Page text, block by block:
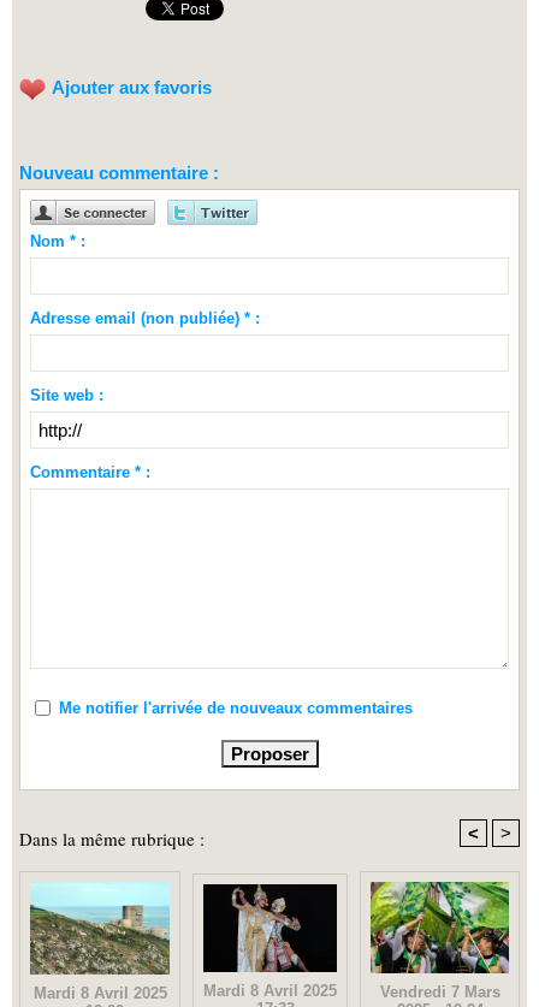
Ajouter aux favoris
Nouveau commentaire :
Nom * :
Adresse email (non publiée) * :
Site web :
Commentaire * :
Me notifier l'arrivée de nouveaux commentaires
Dans la même rubrique : < >
Mardi 8 Avril 2025
Mardi 8 Avril 2025
Vendredi 7 Mars